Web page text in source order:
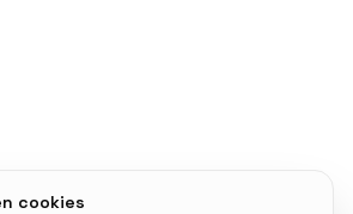
cookies